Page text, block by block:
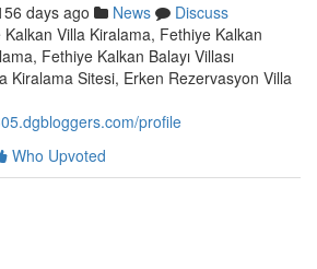
days ago News
Discuss
Villa Kiralama, Fethiye Kalkan
Fethiye Kalkan Balayı Villası
Kiralama Sitesi, Erken Rezervasyon Villa
profile
Who Upvoted